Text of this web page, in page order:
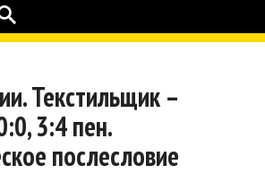
Текстильщик –
3:4 пен.
послесловие